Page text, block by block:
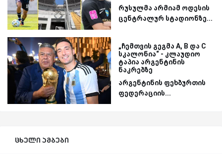
რუსულმა არმიამ ოდესის
ცენტრალურ სტადიონზე...
„ჩემთვის გეგმა A, B და C
სკალონია“ - კლაუდიო
ტაპია არგენტინის
ნაკრებზე
არგენტინის ფეხბურთის
ფედერაციის...
ცხელი ამბები